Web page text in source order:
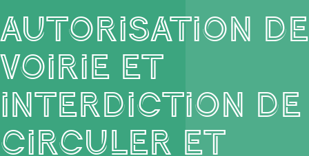
Autorisation de
voirie et
interdiction de
circuler et